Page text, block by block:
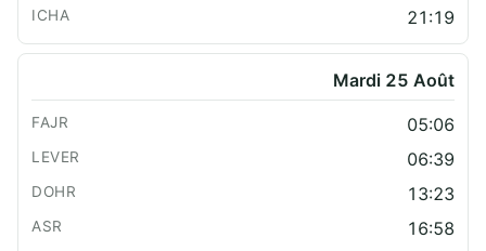
21:19
Mardi 25 Août
05:06
06:39
13:23
16:58